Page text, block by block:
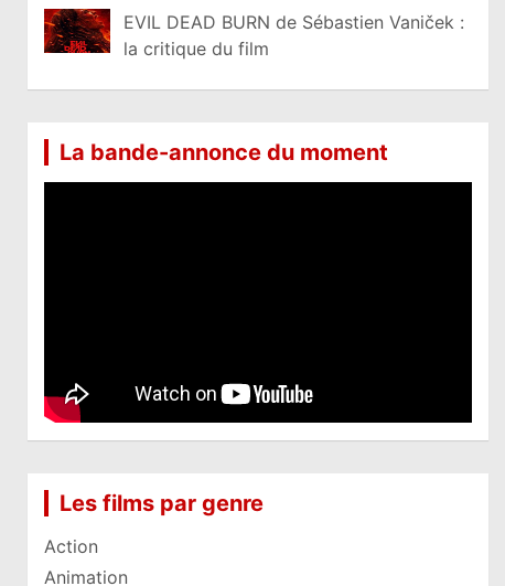
EVIL DEAD BURN de Sébastien Vaniček :
la critique du film
La bande-annonce du moment
Les films par genre
Action
Animation